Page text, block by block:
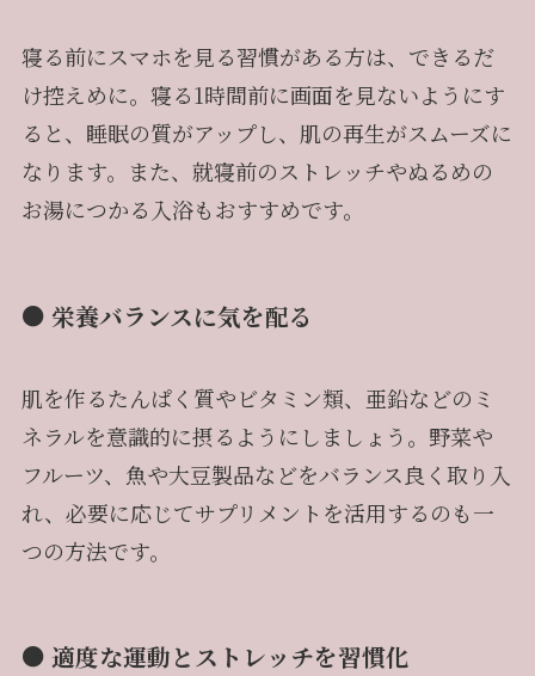
寝る前にスマホを見る習慣がある方は、できるだ
け控えめに。寝る1時間前に画面を見ないようにす
ると、睡眠の質がアップし、肌の再生がスムーズに
なります。また、就寝前のストレッチやぬるめの
お湯につかる入浴もおすすめです。
● 栄養バランスに気を配る
肌を作るたんぱく質やビタミン類、亜鉛などのミ
ネラルを意識的に摂るようにしましょう。野菜や
フルーツ、魚や大豆製品などをバランス良く取り入
れ、必要に応じてサプリメントを活用するのも一
つの方法です。
● 適度な運動とストレッチを習慣化